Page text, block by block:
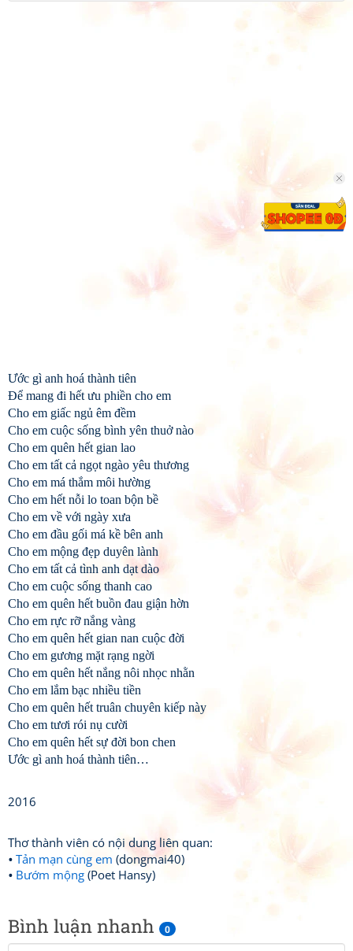
Bình luận nhanh 0
Ước gì anh hoá thành tiên
Để mang đi hết ưu phiền cho em
Cho em giấc ngủ êm đềm
Cho em cuộc sống bình yên thuở nào
Cho em quên hết gian lao
Cho em tất cả ngọt ngào yêu thương
Cho em má thắm môi hường
Cho em hết nỗi lo toan bộn bề
Cho em về với ngày xưa
Cho em đầu gối má kề bên anh
Cho em mộng đẹp duyên lành
Cho em tất cả tình anh dạt dào
Cho em cuộc sống thanh cao
Cho em quên hết buồn đau giận hờn
Cho em rực rỡ nắng vàng
Cho em quên hết gian nan cuộc đời
Cho em gương mặt rạng ngời
Cho em quên hết nắng nôi nhọc nhằn
Cho em lắm bạc nhiều tiền
Cho em quên hết truân chuyên kiếp này
Cho em tươi rói nụ cười
Cho em quên hết sự đời bon chen
Ước gì anh hoá thành tiên…
2016
Thơ thành viên có nội dung liên quan:
Tản mạn cùng em (dongmai40)
Bướm mộng (Poet Hansy)